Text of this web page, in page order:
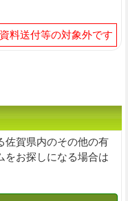
料送付等の対象外です
佐賀県内のその他の有
をお探しになる場合は